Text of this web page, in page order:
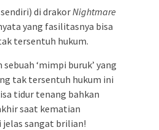
di drakorNightmare
yang fasilitasnya bisa
tersentuh hukum.
‘mimpi buruk’ yang
tak tersentuh hukum ini
tidur tenang bahkan
saat kematian
jelas sangat brilian!